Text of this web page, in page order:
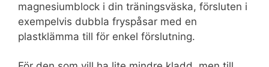
magnesiumblock i din träningsväska, försluten i
exempelvis dubbla fryspåsar med en
plastklämma till för enkel förslutning.